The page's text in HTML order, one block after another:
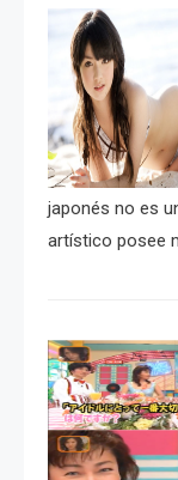
japonés no es
artístico posee